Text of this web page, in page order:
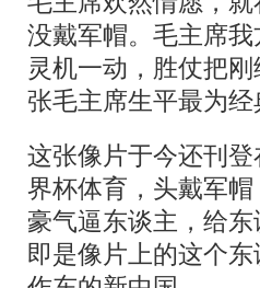
没戴军帽。毛主席
灵机一动，胜仗把
张毛主席生平最为
这张像片于今还刊
界杯体育，头戴军
豪气逼东谈主，给
即是像片上的这个